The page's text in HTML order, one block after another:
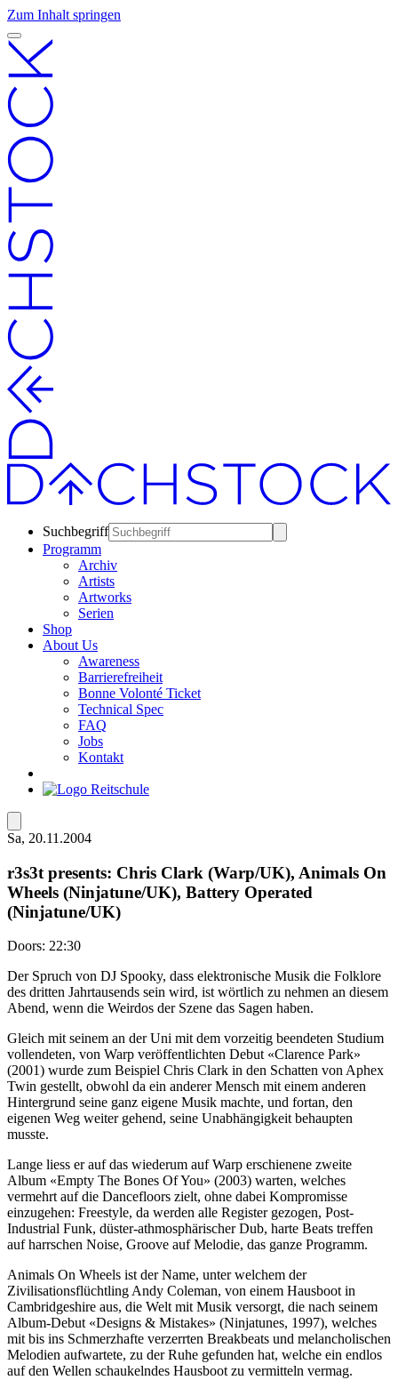
Zum Inhalt springen
Suchbegriff
Programm
Archiv
Artists
Artworks
Serien
Shop
About Us
Awareness
Barrierefreiheit
Bonne Volonté Ticket
Technical Spec
FAQ
Jobs
Kontakt
Sa, 20.11.2004
r3s3t presents: Chris Clark (Warp/UK), Animals On
Wheels (Ninjatune/UK), Battery Operated
(Ninjatune/UK)
Doors: 22:30
Der Spruch von DJ Spooky, dass elektronische Musik die Folklore
des dritten Jahrtausends sein wird, ist wörtlich zu nehmen an diesem
Abend, wenn die Weirdos der Szene das Sagen haben.
Gleich mit seinem an der Uni mit dem vorzeitig beendeten Studium
vollendeten, von Warp veröffentlichten Debut «Clarence Park»
(2001) wurde zum Beispiel Chris Clark in den Schatten von Aphex
Twin gestellt, obwohl da ein anderer Mensch mit einem anderen
Hintergrund seine ganz eigene Musik machte, und fortan, den
eigenen Weg weiter gehend, seine Unabhängigkeit behaupten
musste.
Lange liess er auf das wiederum auf Warp erschienene zweite
Album «Empty The Bones Of You» (2003) warten, welches
vermehrt auf die Dancefloors zielt, ohne dabei Kompromisse
einzugehen: Freestyle, da werden alle Register gezogen, Post-
Industrial Funk, düster-athmosphärischer Dub, harte Beats treffen
auf harrschen Noise, Groove auf Melodie, das ganze Programm.
Animals On Wheels ist der Name, unter welchem der
Zivilisationsflüchtling Andy Coleman, von einem Hausboot in
Cambridgeshire aus, die Welt mit Musik versorgt, die nach seinem
Album-Debut «Designs & Mistakes» (Ninjatunes, 1997), welches
mit bis ins Schmerzhafte verzerrten Breakbeats und melancholischen
Melodien aufwartete, zu der Ruhe gefunden hat, welche ein endlos
auf den Wellen schaukelndes Hausboot zu vermitteln vermag.